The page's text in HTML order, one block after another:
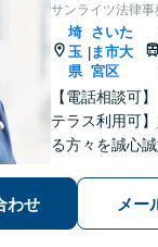
サンライツ法律事
埼
玉
県
|
さいた
ま市大
宮区
【電話相談可
テラス利用可
る方々を誠心
女問題／借金
刑事事件／交
わせ メー